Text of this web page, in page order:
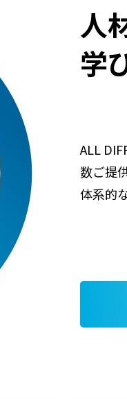
人
学
ALL
数ご提
体系的